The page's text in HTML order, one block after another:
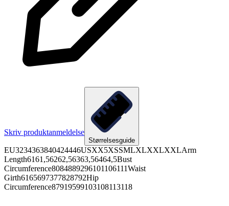
Skriv produktanmeldelse
Størrelsesguide
EU3234363840424446USXX5XSSMLXLXXLXXLArm
Length6161,56262,56363,56464,5Bust
Circumference8084889296101106111Waist
Girth6165697377828792Hip
Circumference87919599103108113118